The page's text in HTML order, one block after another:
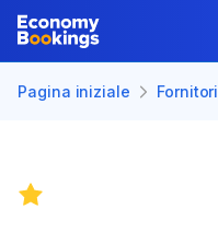
Pagina iniziale Fornitori